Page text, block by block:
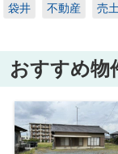
袋井
不動産 売
おすすめ物